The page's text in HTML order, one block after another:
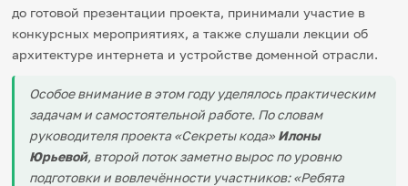
Задать вопрос
до готовой презентации проекта, принимали участие в
конкурсных мероприятиях, а также слушали лекции об
архитектуре интернета и устройстве доменной отрасли.
Особое внимание в этом году уделялось практическим
задачам и самостоятельной работе. По словам
руководителя проекта «Секреты кода» Илоны
Юрьевой, второй поток заметно вырос по уровню
подготовки и вовлечённости участников: «Ребята